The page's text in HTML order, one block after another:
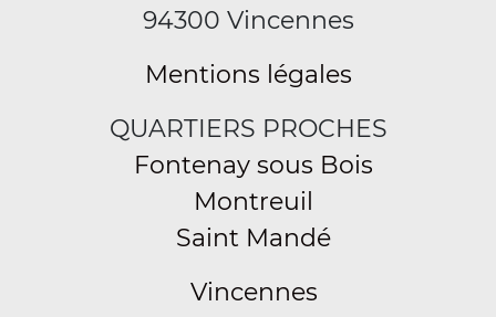
94300 Vincennes
Mentions légales
QUARTIERS PROCHES
Fontenay sous Bois
Montreuil
Saint Mandé
Vincennes